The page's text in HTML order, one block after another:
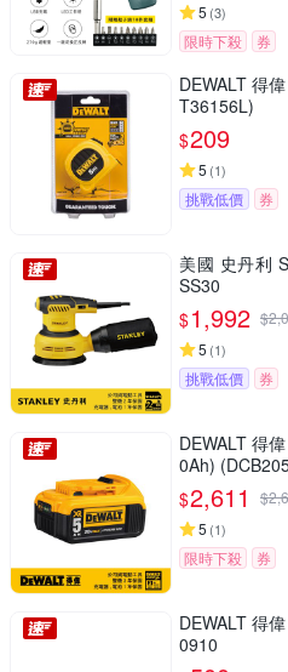
5 (3)
限時下殺 券
DEWALT 得
T36156L)
$209
5 (1)
挑戰低價 券
美國 史丹利
SS30
$1,992 $
5 (1)
挑戰低價 券
DEWALT 得
0Ah)
$2,611 $
5 (1)
限時下殺 券
DEWALT 得
0910